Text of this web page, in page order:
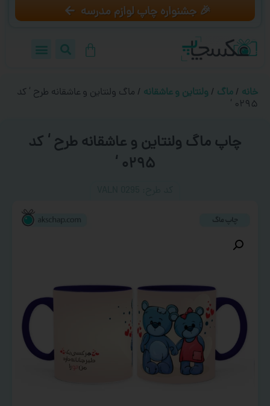
🎉 جشنواره چاپ لوازم مدرسه
خانه / ماگ / ولنتاین و عاشقانه / ماگ ولنتاین و عاشقانه طرح ‘ کد
۰۲۹۵ ‘
چاپ ماگ ولنتاین و عاشقانه طرح ‘ کد
۰۲۹۵ ‘